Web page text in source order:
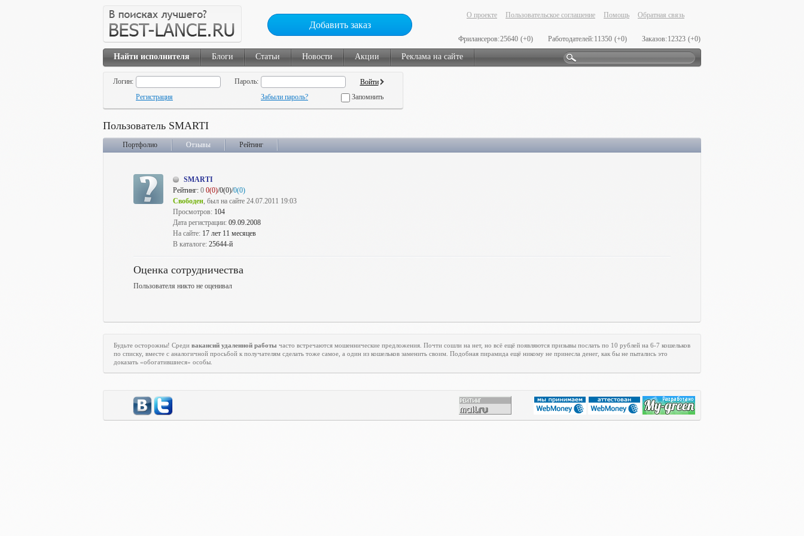
Добавить заказ
О проекте Пользовательское соглашение Помощь Обратная связь
Фрилансеров:25640 (+0) Работодателей:11350 (+0) Заказов:12323 (+0)
Найти исполнителя Блоги Статьи Новости Акции Реклама на сайте
Логин:
Пароль:
Регистрация
Забыли пароль? Запомнить
Пользователь SMARTI
Портфолио Отзывы Рейтинг
SMARTI
Рейтинг: 0 0(0)/0(0)/0(0)
Свободен, был на сайте 24.07.2011 19:03
Просмотров: 104
Дата регистрации: 09.09.2008
На сайте: 17 лет 11 месяцев
В каталоге: 25644-й
Оценка сотрудничества
Пользователя никто не оценивал
Будьте осторожны! Среди вакансий удаленной работы часто встречаются мошеннические предложения. Почти сошли на нет, но всё ещё появляются призывы послать по 10 рублей на 6-7 кошельков
по списку, вместе с аналогичной просьбой к получателям сделать тоже самое, а один из кошельков заменить своим. Подобная пирамида ещё никому не принесла денег, как бы не пытались это
доказать «обогатившиеся» особы.